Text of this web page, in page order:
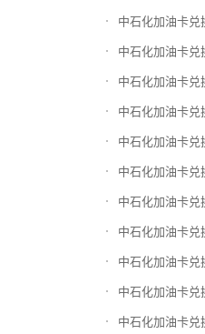
中石化加油卡
中石化加油卡
中石化加油卡
中石化加油卡
中石化加油卡兑
中石化加油卡兑
中石化加油卡兑
中石化加油卡兑
中石化加油卡兑
中石化加油卡